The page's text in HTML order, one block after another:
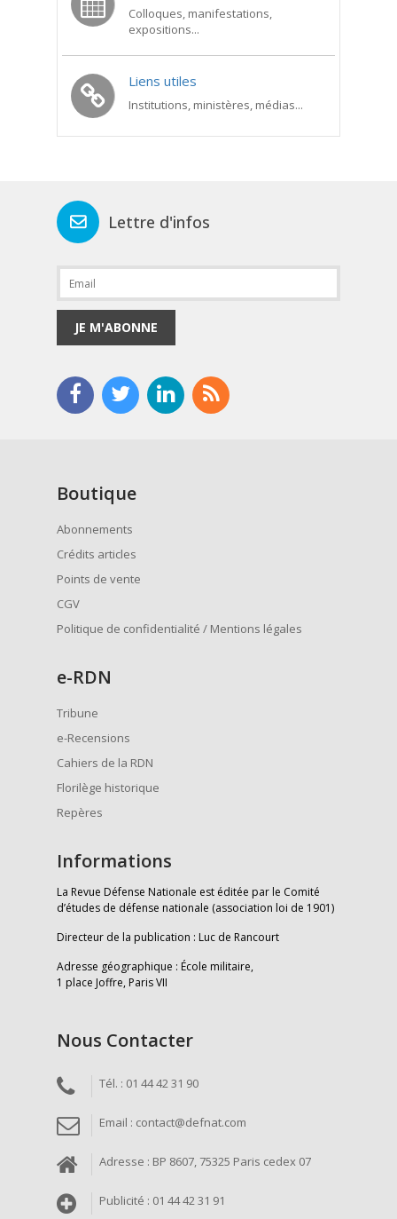
Colloques, manifestations,
expositions...
Liens utiles
Institutions, ministères, médias...
Lettre d'infos
JE M'ABONNE
Boutique
Abonnements
Crédits articles
Points de vente
CGV
Politique de confidentialité / Mentions légales
e-RDN
Tribune
e-Recensions
Cahiers de la RDN
Florilège historique
Repères
Informations
La Revue Défense Nationale est éditée par le Comité
d’études de défense nationale (association loi de 1901)
Directeur de la publication : Luc de Rancourt
Adresse géographique : École militaire,
1 place Joffre, Paris VII
Nous Contacter
Tél. : 01 44 42 31 90
Email : contact@defnat.com
Adresse : BP 8607, 75325 Paris cedex 07
Publicité : 01 44 42 31 91